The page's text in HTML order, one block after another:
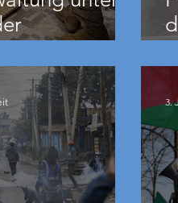
3.